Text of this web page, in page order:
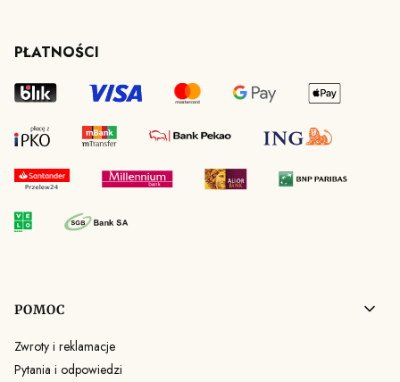
PŁATNOŚCI
Linki w stopce
POMOC
Zwroty i reklamacje
Pytania i odpowiedzi